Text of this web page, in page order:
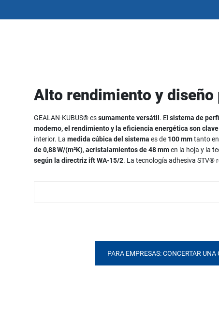
Alto rendimiento y
GEALAN‑KUBUS® essumamente versátil . El sistema de
moderno, el rendimiento y la eficiencia energética son clave
interior. La medida cúbica del sistema es de 100 mmtanto
de 0,88 W/(m²K), acristalamientos de 48 mmen la hoja y la
según la directriz ift WA-15/2. La tecnología adhesiva STV®
PARA EMPRESAS: CONCERTAR